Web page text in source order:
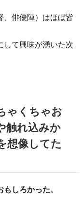
、俳優陣）はほぼ皆
して興味が湧いた次
ゃくちゃお
触れ込みか
想像してた
もしろかった